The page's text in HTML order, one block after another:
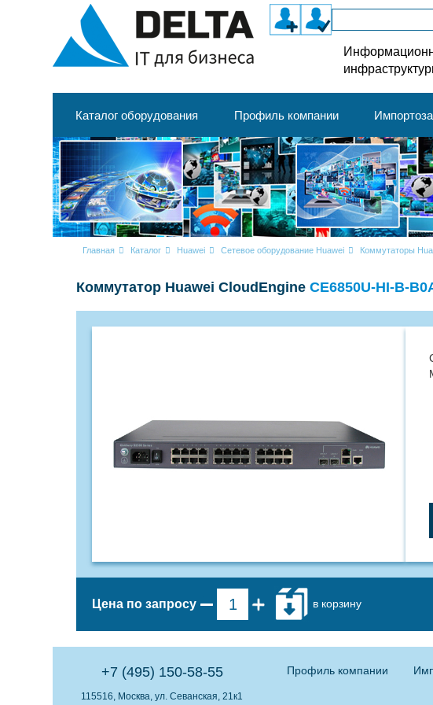
Каталог оборудования Профиль компании
Главная Каталог Huawei Сетевое оборудование Huawei Коммутаторы
Коммутатор Huawei CloudEngineCE6850U-HI-B-
Цена по запросу в корзину
+7 (495) 150-58-55
115516, Москва, ул. Севанская, 21к1
Профиль компании